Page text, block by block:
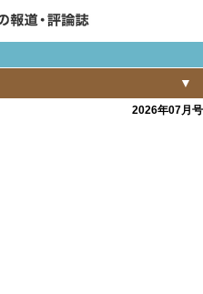
2026年07月号